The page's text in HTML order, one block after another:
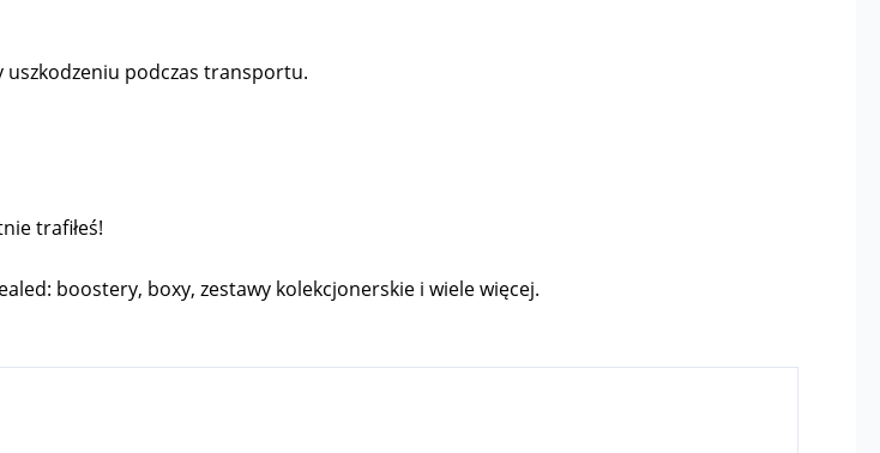
uszkodzeniu podczas transportu.
trafiłeś!
boostery, boxy, zestawy kolekcjonerskie i wiele więcej.